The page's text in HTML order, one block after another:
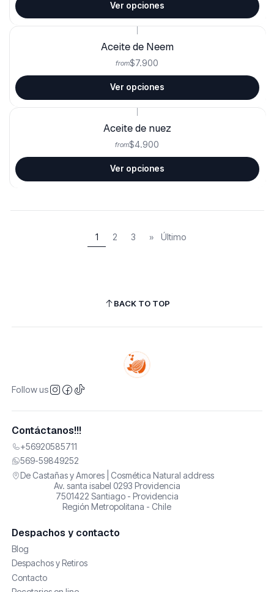
Ver opciones
Aceite de Neem
from$7.900
Ver opciones
Aceite de nuez
from$4.900
Ver opciones
1 2 3 » Último
BACK TO TOP
Follow us
Contáctanos!!!
+56920585711
569-59849252
De Castañas y Amores | Cosmética Natural address
Av. santa isabel 0293 Providencia
7501422 Santiago - Providencia
Región Metropolitana - Chile
Despachos y contacto
Blog
Despachos y Retiros
Contacto